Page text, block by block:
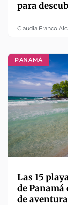
para
Claudia Franco
PANAMÁ
Las 15
de
de aventura